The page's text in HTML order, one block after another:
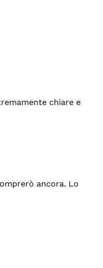
chiare e
ancora. Lo